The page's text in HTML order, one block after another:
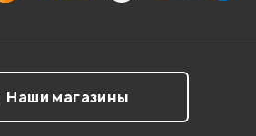
Наши магазины